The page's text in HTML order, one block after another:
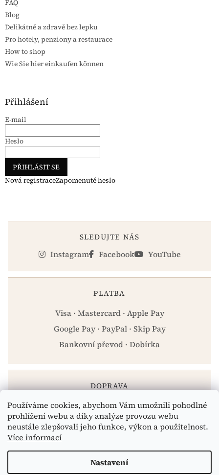
Používáme cookies, abychom Vám umožnili pohodlné
prohlížení webu a díky analýze provozu webu
neustále zlepšovali jeho funkce, výkon a použitelnost.
Více informací
Nastavení
FAQ
Blog
Delikátně a zdravě bez lepku
Pro hotely, penziony a restaurace
How to shop
Wie Sie hier einkaufen können
Přihlášení
E-mail
Heslo
PŘIHLÁSIT SE
Nová registraceZapomenuté heslo
SLEDUJTE NÁS
Instagram Facebook YouTube
PLATBA
Visa · Mastercard · Apple Pay
Google Pay · PayPal · Skip Pay
Bankovní převod · Dobírka
DOPRAVA
Zásilkovna · PPL · Osobní odběr Praha